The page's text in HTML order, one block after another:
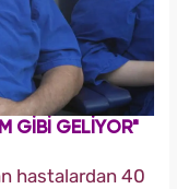
GİBİ GELİYOR"
hastalardan 40